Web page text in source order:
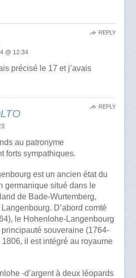
@ 12:34
précisé le 17 et j’avais
REPLY
au patronyme
forts sympathiques.
est un ancien état du
germanique situé dans le
de Bade-Wurtemberg,
D’abord comté
le Hohenlohe-Langenbourg
souveraine (1764-
il est intégré au royaume
-d’argent à deux léopards
REPLY